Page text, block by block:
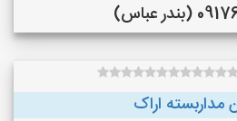
عباس)
مداربسته اراک